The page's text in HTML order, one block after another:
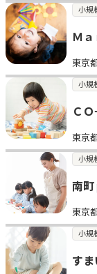
小規
Ｍ
東京
小規
Ｃ
東京
小規
南
東京
小規
す